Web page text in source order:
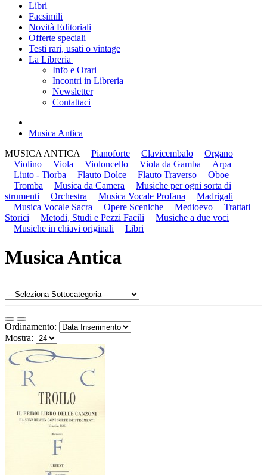
Libri
Facsimili
Novità Editoriali
Offerte speciali
Testi rari, usati o vintage
La Libreria
Info e Orari
Incontri in Libreria
Newsletter
Contattaci
Musica Antica
MUSICA ANTICA
Pianoforte Clavicembalo
Organo
Violino
Viola Violoncello Viola da Gamba
Arpa
Liuto - Tiorba
Flauto Dolce Flauto Traverso
Oboe
Tromba
Musica da Camera
Musiche per ogni sorta di
strumenti
Orchestra Musica Vocale Profana
Madrigali
Musica Vocale Sacra
Opere Sceniche Medioevo
Trattati
Storici
Metodi, Studi e Pezzi Facili
Musiche a due voci
Musiche in chiavi originali
Libri
Musica Antica
Ordinamento:
Mostra: